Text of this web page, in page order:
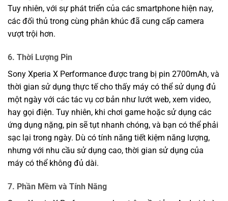
Tuy nhiên, với sự phát triển của các smartphone hiện nay,
các đối thủ trong cùng phân khúc đã cung cấp camera
vượt trội hơn.
6. Thời Lượng Pin
Sony Xperia X Performance được trang bị pin 2700mAh, và
thời gian sử dụng thực tế cho thấy máy có thể sử dụng đủ
một ngày với các tác vụ cơ bản như lướt web, xem video,
hay gọi điện. Tuy nhiên, khi chơi game hoặc sử dụng các
ứng dụng nặng, pin sẽ tụt nhanh chóng, và bạn có thể phải
sạc lại trong ngày. Dù có tính năng tiết kiệm năng lượng,
nhưng với nhu cầu sử dụng cao, thời gian sử dụng của
máy có thể không đủ dài.
7. Phần Mềm và Tính Năng